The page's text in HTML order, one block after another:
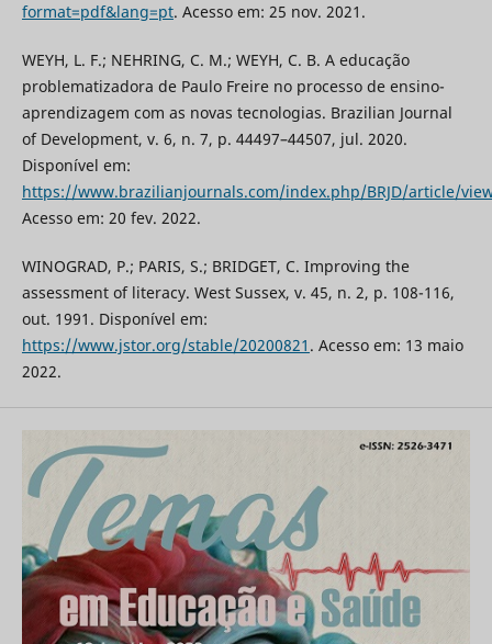
format=pdf&lang=pt. Acesso em: 25 nov. 2021.
WEYH, L. F.; NEHRING, C. M.; WEYH, C. B. A educação
problematizadora de Paulo Freire no processo de ensino-
aprendizagem com as novas tecnologias. Brazilian Journal
of Development, v. 6, n. 7, p. 44497–44507, jul. 2020.
Disponível em:
https://www.brazilianjournals.com/index.php/BRJD/article/
Acesso em: 20 fev. 2022.
WINOGRAD, P.; PARIS, S.; BRIDGET, C. Improving the
assessment of literacy. West Sussex, v. 45, n. 2, p. 108-116,
out. 1991. Disponível em:
https://www.jstor.org/stable/20200821 . Acesso em: 13 maio
2022.